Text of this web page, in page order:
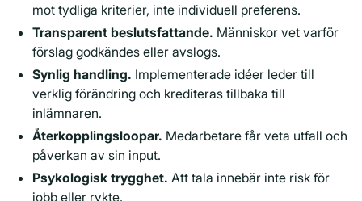
mot tydliga kriterier, inte individuell preferens.
Transparent beslutsfattande. Människor vet varför
förslag godkändes eller avslogs.
Synlig handling. Implementerade idéer leder till
verklig förändring och krediteras tillbaka till
inlämnaren.
Återkopplingsloopar. Medarbetare får veta utfall och
påverkan av sin input.
Psykologisk trygghet. Att tala innebär inte risk för
jobb eller rykte.